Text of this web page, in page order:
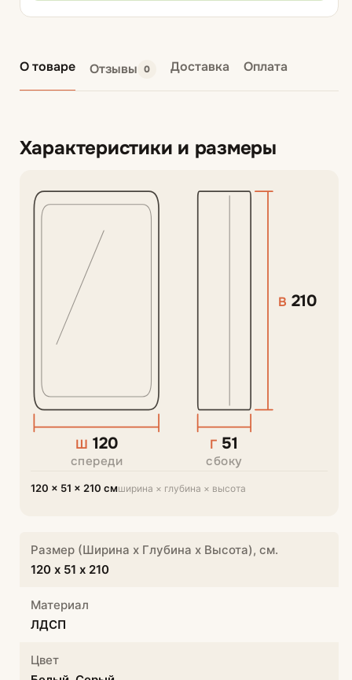
О товаре Отзывы 0 Доставка Оплата
Характеристики и размеры
Ш 120 Г 51
В 210
спереди сбоку
120 × 51 × 210 смширина × глубина × высота
Размер (Ширина х Глубина х Высота), см.
120 х 51 х 210
Материал
ЛДСП
Цвет